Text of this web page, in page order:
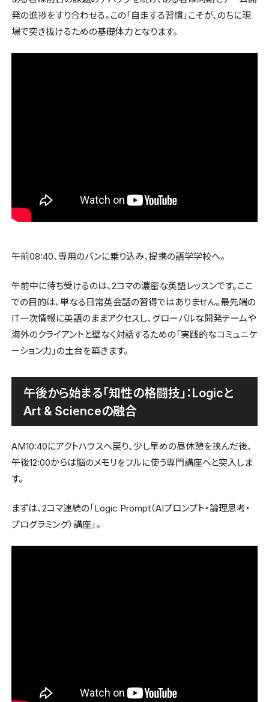
発の進捗をすり合わせる。この「自走する習慣」こそが、のちに現
場で突き抜けるための基礎体力となります。
午前08:40、専用のバンに乗り込み、提携の語学学校へ。
午前中に待ち受けるのは、2コマの濃密な英語レッスンです。ここ
での目的は、単なる日常英会話の習得ではありません。最先端の
IT一次情報に英語のままアクセスし、グローバルな開発チームや
海外のクライアントと壁なく対話するための「実践的なコミュニケ
ーション力」の土台を築きます。
午後から始まる「知性の格闘技」：Logicと
Art & Scienceの融合
AM10:40にアクトハウスへ戻り、少し早めの昼休憩を挟んだ後、
午後12:00からは脳のメモリをフルに使う専門講座へと突入しま
す。
まずは、2コマ連続の「Logic Prompt（AIプロンプト・論理思考・
プログラミング）講座」。